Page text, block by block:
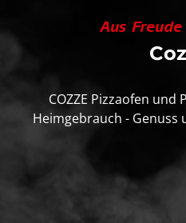
Aus
COZZE Pizzaofen
Heimgebrauch - Genuss